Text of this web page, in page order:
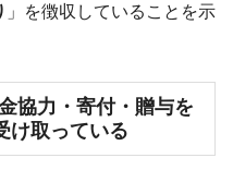
」を徴収していることを示
協力・寄付・贈与を
け取っている